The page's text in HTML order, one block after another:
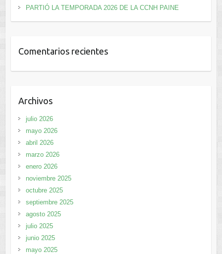
PARTIÓ LA TEMPORADA 2026 DE LA CCNH PAINE
Comentarios recientes
Archivos
julio 2026
mayo 2026
abril 2026
marzo 2026
enero 2026
noviembre 2025
octubre 2025
septiembre 2025
agosto 2025
julio 2025
junio 2025
mayo 2025